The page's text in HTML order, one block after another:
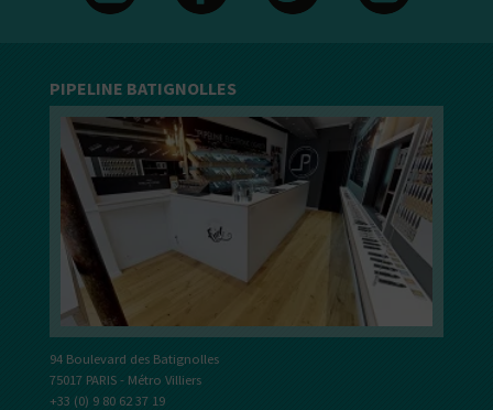
PIPELINE BATIGNOLLES
94 Boulevard des Batignolles
75017 PARIS - Métro Villiers
+33 (0) 9 80 62 37 19